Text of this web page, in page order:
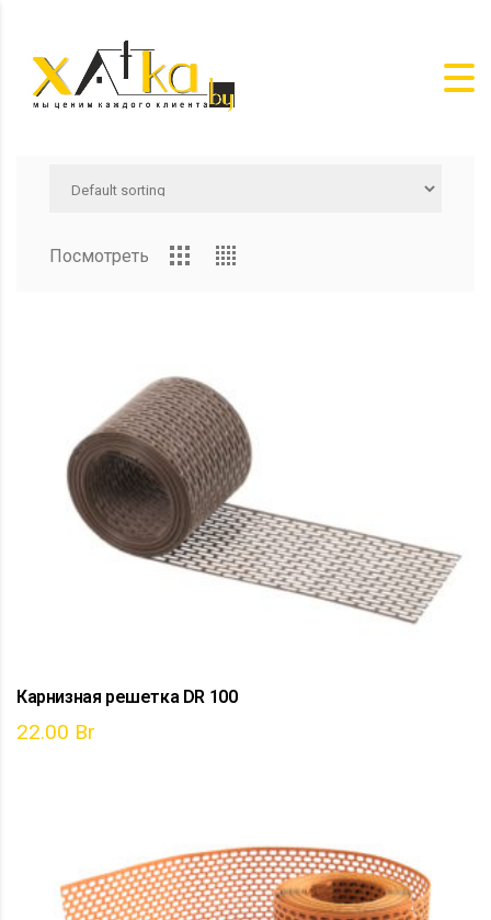
Посмотреть
Карнизная решетка DR 100
22.00 Br